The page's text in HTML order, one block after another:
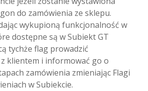
do zamówienia ze sklepu.
wykupioną funkcjonalność w
dostępne są w Subiekt GT
tychże flag prowadzić
klientem i informować go o
zamówienia zmieniając Flagi
w Subiekcie.